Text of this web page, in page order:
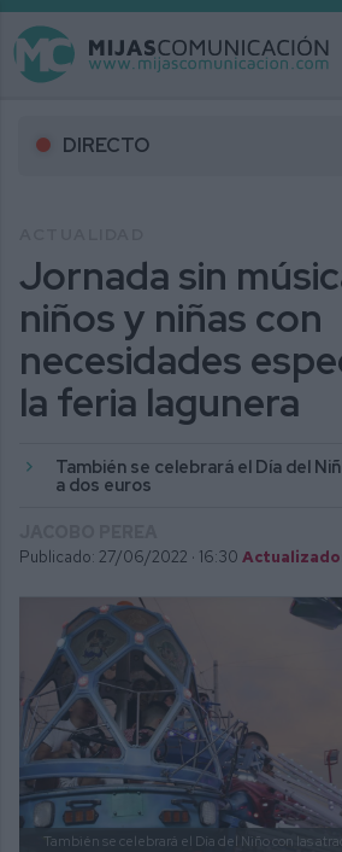
DIRECTO
Jornada sin
niños y niñas con
necesidades
la feria lagunera
También se celebrará el Día del
a dos euros
Publicado: 27/06/2022 · 16:30
También se celebrará el Día del Niño con las